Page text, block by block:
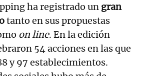
ha registrado un gran
tanto en sus propuestas
on line. En la edición
54 acciones en las que
y 97 establecimientos.